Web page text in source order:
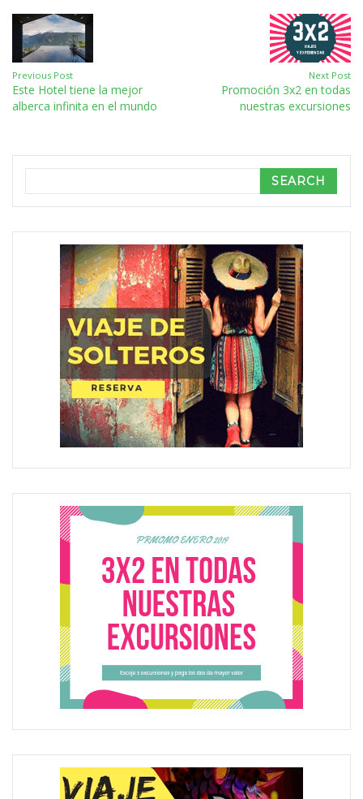
Previous Post
Este Hotel tiene la mejor
alberca infinita en el mundo
Next Post
Promoción 3x2 en todas
nuestras excursiones